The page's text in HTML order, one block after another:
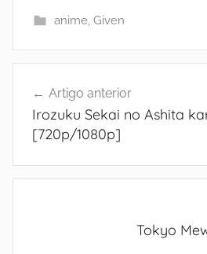
anime, Given
de
artigos
Artigo anterior
Irozuku Sekai no Ashita
[720p/1080p]
Tokyo